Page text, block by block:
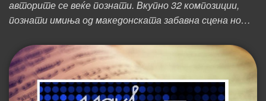
авторите се веќе познати. Вкупно 32 композиции,
познати имиња од македонската забавна сцена но…